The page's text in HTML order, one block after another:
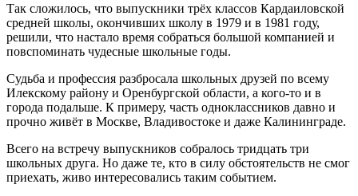
Так сложилось, что выпускники трёх классов Кардаиловской
средней школы, окончивших школу в 1979 и в 1981 году,
решили, что настало время собраться большой компанией и
повспоминать чудесные школьные годы.
Судьба и профессия разбросала школьных друзей по всему
Илекскому району и Оренбургской области, а кого-то и в
города подальше. К примеру, часть одноклассников давно и
прочно живёт в Москве, Владивостоке и даже Калининграде.
Всего на встречу выпускников собралось тридцать три
школьных друга. Но даже те, кто в силу обстоятельств не смог
приехать, живо интересовались таким событием.